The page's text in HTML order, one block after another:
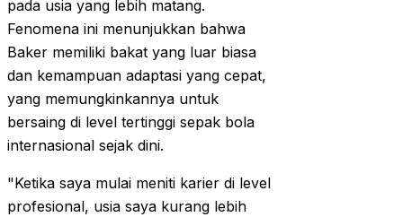
pada usia yang lebih matang.
Fenomena ini menunjukkan bahwa
Baker memiliki bakat yang luar biasa
dan kemampuan adaptasi yang cepat,
yang memungkinkannya untuk
bersaing di level tertinggi sepak bola
internasional sejak dini.
"Ketika saya mulai meniti karier di level
profesional, usia saya kurang lebih